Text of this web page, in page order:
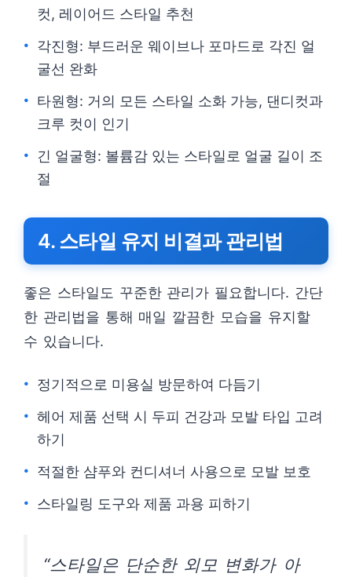
컷, 레이어드 스타일 추천
각진형: 부드러운 웨이브나 포마드로 각진 얼
굴선 완화
타원형: 거의 모든 스타일 소화 가능, 댄디컷과
크루 컷이 인기
긴 얼굴형: 볼륨감 있는 스타일로 얼굴 길이 조
절
4. 스타일 유지 비결과 관리법
좋은 스타일도 꾸준한 관리가 필요합니다. 간단
한 관리법을 통해 매일 깔끔한 모습을 유지할
수 있습니다.
정기적으로 미용실 방문하여 다듬기
헤어 제품 선택 시 두피 건강과 모발 타입 고려
하기
적절한 샴푸와 컨디셔너 사용으로 모발 보호
스타일링 도구와 제품 과용 피하기
“스타일은 단순한 외모 변화가 아